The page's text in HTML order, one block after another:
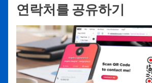
연락처를 공유하기